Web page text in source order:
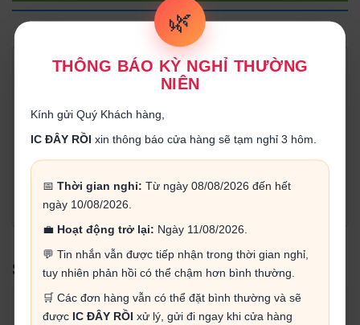
🌿
THÔNG BÁO KỲ NGHỈ THƯỜNG
NIÊN
Kính gửi Quý Khách hàng,
IC ĐÂY RỒI xin thông báo cửa hàng sẽ tạm nghỉ 3 hôm.
📅 Thời gian nghỉ: Từ ngày 08/08/2026 đến hết
ngày 10/08/2026.
💼 Hoạt động trở lại: Ngày 11/08/2026.
💬 Tin nhắn vẫn được tiếp nhận trong thời gian nghỉ,
tuy nhiên phản hồi có thể chậm hơn bình thường.
🛒 Các đơn hàng vẫn có thể đặt bình thường và sẽ
được IC ĐÂY RỒI xử lý, gửi đi ngay khi cửa hàng
THÔNG TIN SẢN PHẨM
Đặc điểm kỹ thuật:
- henolic Base / Resin Mold
- Enclosed Cover
SẢN PHẨM LIÊN QUAN